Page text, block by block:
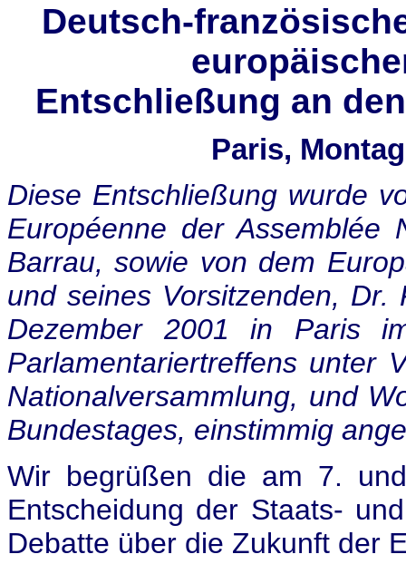
Deutsch-
Entschließung an
Paris,
Diese Entschließung wurde
Européenne der Assemblée
Barrau, sowie von dem
und seines Vorsitzenden,
Dezember 2001 in Paris
Parlamentariertreffens unter
Nationalversammlung, und
Bundestages, einstimmig
Wir begrüßen die am 7.
Entscheidung der Staats-
Debatte über die Zukunft der